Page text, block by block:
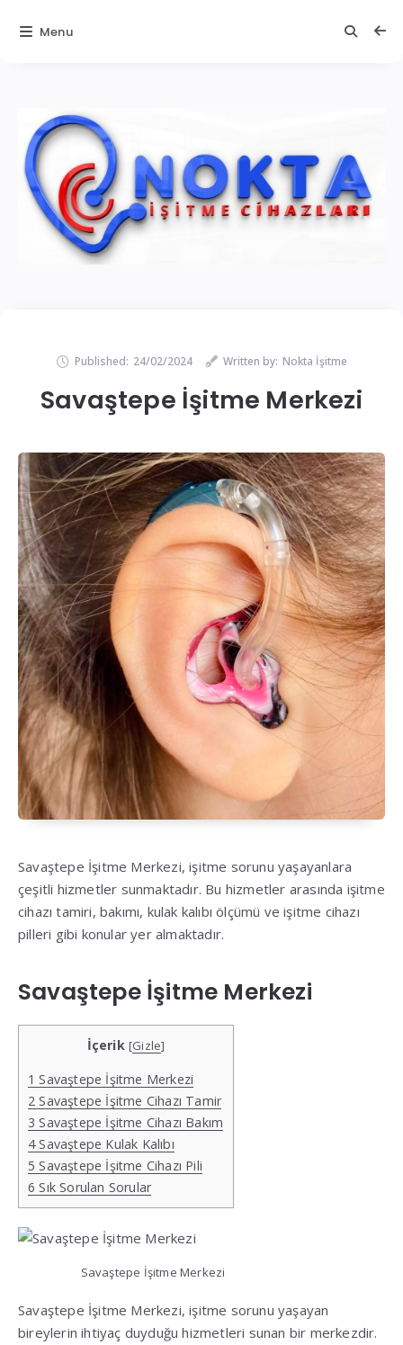
Published: 24/02/2024 Written by: Nokta İşitme
Savaştepe İşitme Merkezi
Savaştepe İşitme Merkezi, işitme sorunu yaşayanlara
çeşitli hizmetler sunmaktadır. Bu hizmetler arasında işitme
cihazı tamiri, bakımı, kulak kalıbı ölçümü ve işitme cihazı
pilleri gibi konular yer almaktadır.
Savaştepe İşitme Merkezi
İçerik [Gizle]
1 Savaştepe İşitme Merkezi
2 Savaştepe İşitme Cihazı Tamir
3 Savaştepe İşitme Cihazı Bakım
4Savaştepe Kulak Kalıbı
5 Savaştepe İşitme Cihazı Pili
6 Sık Sorulan Sorular
Savaştepe İşitme Merkezi
Savaştepe İşitme Merkezi, işitme sorunu yaşayan
bireylerin ihtiyaç duyduğu hizmetleri sunan bir merkezdir.
Menu